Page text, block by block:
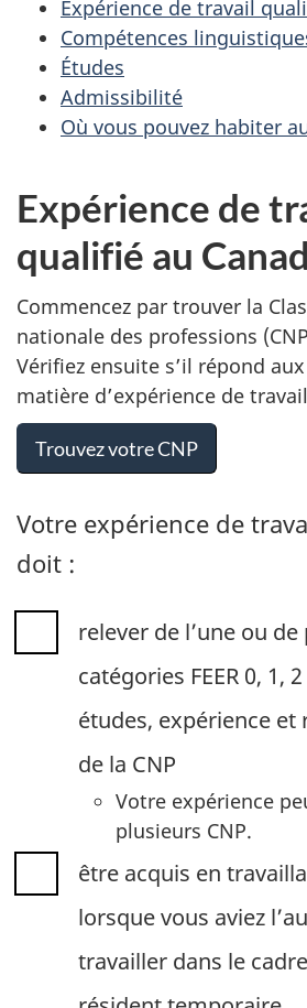
Expérience de travail
Compétences
Études
Admissibilité
Où vous pouvez habiter
Expérience de
qualifié au
Commencez par trouver la
nationale des professions
Vérifiez ensuite s’il répond
matière d’expérience de
Trouvez votre CNP
Votre expérience de
doit :
relever de l’une ou
catégories FEER 0, 1,
études, expérience et
de la CNP
Votre expérience
plusieurs CNP.
être acquis en
lorsque vous aviez
travailler dans le